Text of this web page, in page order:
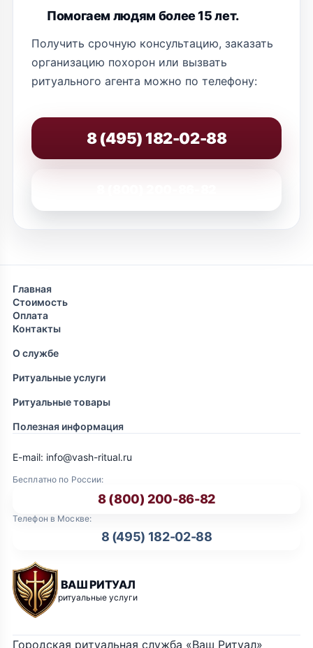
Помогаем людям более 15 лет.
Получить срочную консультацию, заказать
организацию похорон или вызвать
ритуального агента можно по телефону:
8 (495) 182-02-88
Главная
Стоимость
Оплата
Контакты
О службе
Ритуальные услуги
Ритуальные товары
Полезная информация
ВАШ РИТУАЛ
ритуальные услуги
Бесплатно по России:
8 (800) 200-86-82
Телефон в Москве:
8 (495) 182-02-88
E-mail: info@vash-ritual.ru
Городская ритуальная служба «Ваш Ритуал»